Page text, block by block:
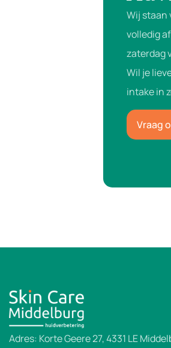
Wij staan
volledig
zaterdag
Wil je
intake in
Vraag
Adres: Korte Geere 27, 4331 LE